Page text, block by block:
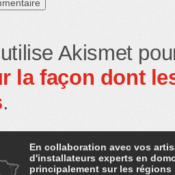
Akismet
la façon dont
.
En collaboration avec vos
d'installateurs experts en
principalement sur les régions